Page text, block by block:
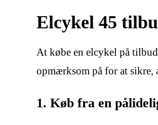
Elcykel 45
At købe en elcykel på
opmærksom på for at sikre,
1. Køb fra en